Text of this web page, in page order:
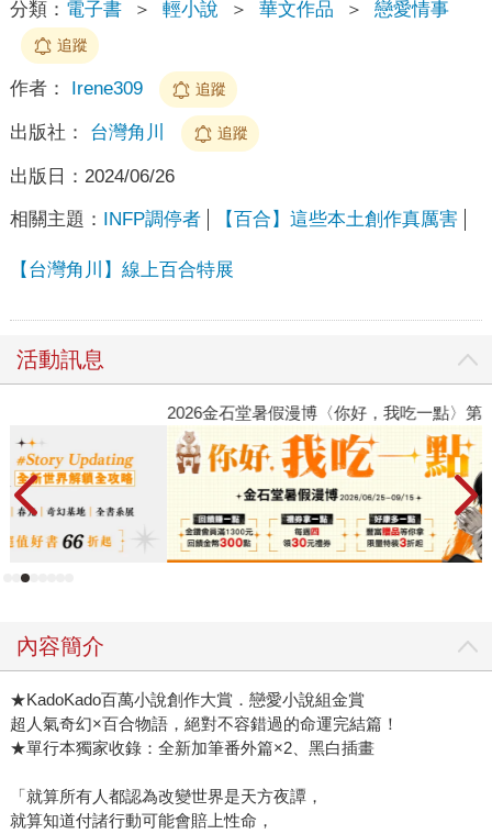
分類： 電子書 ＞ 輕小說 ＞ 華文作品 ＞ 戀愛情事
追蹤
作者： Irene309 追蹤
出版社： 台灣角川 追蹤
出版日： 2024/06/26
相關主題： INFP調停者 【百合】這些本土創作真厲害
【台灣角川】線上百合特展
活動訊息
2026金石堂暑假漫博〈你好，我吃一點〉第二波 金
內容簡介
★KadoKado百萬小說創作大賞．戀愛小說組金賞
超人氣奇幻×百合物語，絕對不容錯過的命運完結篇！
★單行本獨家收錄：全新加筆番外篇×2、黑白插畫
「就算所有人都認為改變世界是天方夜譚，
就算知道付諸行動可能會賠上性命，